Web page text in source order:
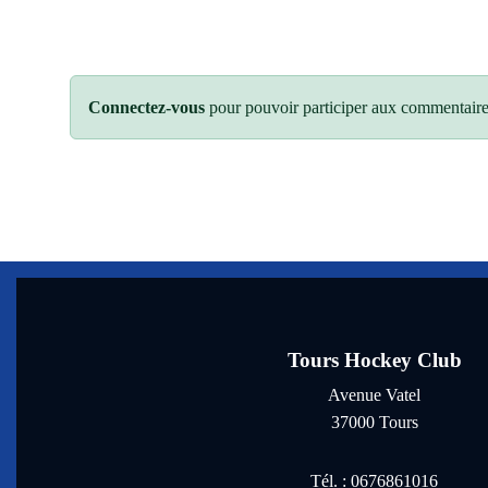
Connectez-vous pour pouvoir participer aux
Tours Hockey Club
Avenue Vatel
37000 Tours
Tél. : 0676861016